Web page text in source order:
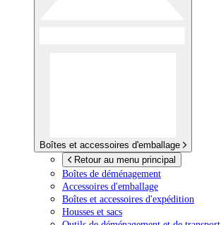
Boîtes et accessoires d'emballage
Retour au menu principal
Boîtes de déménagement
Accessoires d'emballage
Boîtes et accessoires d'expédition
Housses et sacs